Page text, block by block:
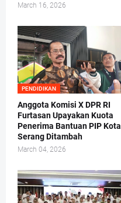
March 16, 2026
PENDIDIKAN
Anggota Komisi X DPR RI
Furtasan Upayakan Kuota
Penerima Bantuan PIP Kota
Serang Ditambah
March 04, 2026